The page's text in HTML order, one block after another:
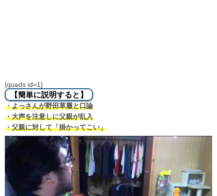
[quads id=1]
【簡単に説明すると】
・よっさんが野田草履と口論
・大声を注意しに父親が乱入
・父親に対して「掛かってこい」